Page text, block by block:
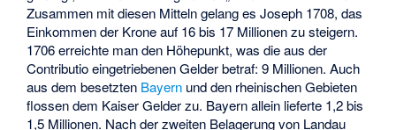
Zusammen mit diesen Mitteln gelang es Joseph 1708, das
Einkommen der Krone auf 16 bis 17 Millionen zu steigern.
1706 erreichte man den Höhepunkt, was die aus der
Contributio eingetriebenen Gelder betraf: 9 Millionen. Auch
aus dem besetzten Bayern und den rheinischen Gebieten
flossen dem Kaiser Gelder zu. Bayern allein lieferte 1,2 bis
1,5 Millionen. Nach der zweiten Belagerung von Landau